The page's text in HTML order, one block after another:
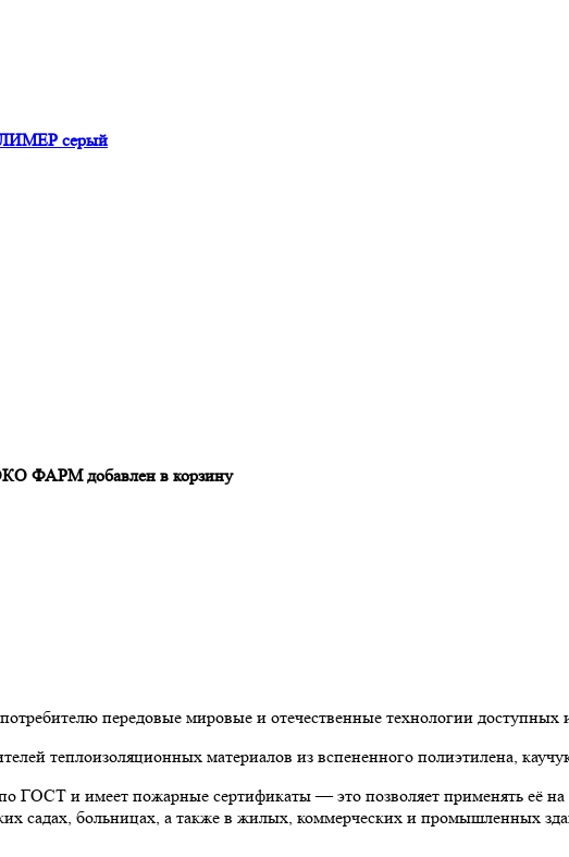
серый
ФАРМ добавлен в корзину
передовые мировые и отечественные технологии
теплоизоляционных материалов из вспененного полиэтилена,
ГОСТ и имеет пожарные сертификаты — это позволяет применять её
садах, больницах, а также в жилых, коммерческих и промышленных